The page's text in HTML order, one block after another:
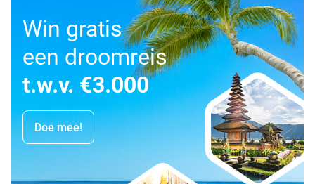
Win gratis
een droomreis
t.w.v. €3.000
Doe mee!